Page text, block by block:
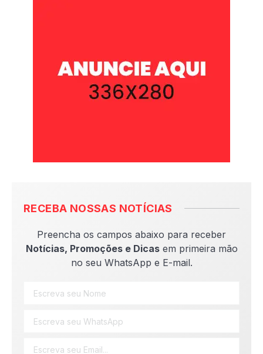
RECEBA NOSSAS NOTÍCIAS
Preencha os campos abaixo para receber
Notícias, Promoções e Dicasem primeira mão
no seu WhatsApp e E-mail.